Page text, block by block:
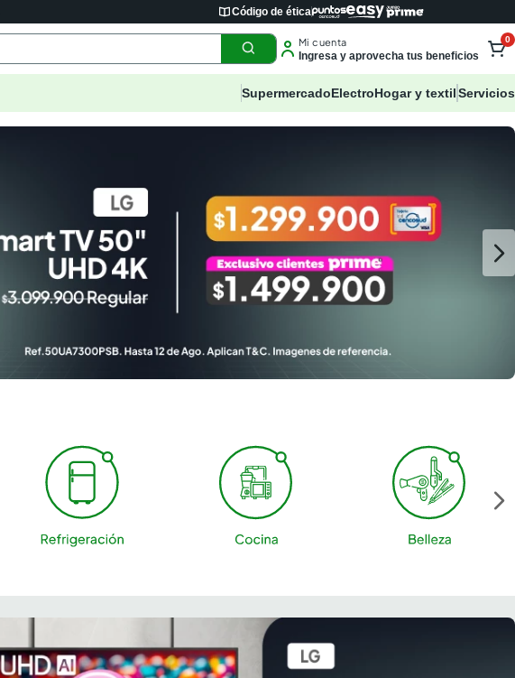
Código de ética
Mi cuenta
Ingresa y aprovecha tus beneficios
0
SupermercadoElectroHogar y textilServicios